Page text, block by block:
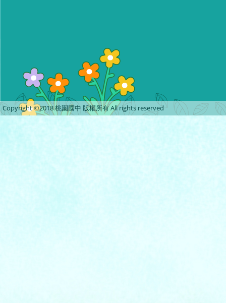
Copyright ©2018 桃園國中 版權所有 All rights reserved